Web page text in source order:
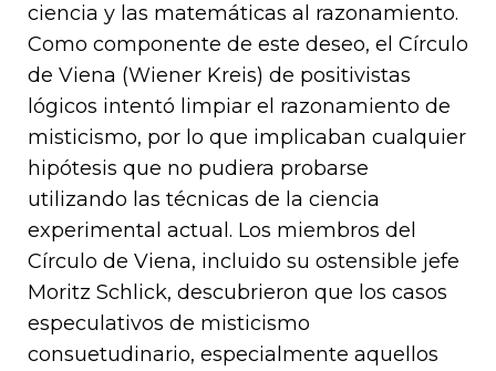
ciencia y las matemáticas al razonamiento.
Como componente de este deseo, el Círculo
de Viena (Wiener Kreis) de positivistas
lógicos intentó limpiar el razonamiento de
misticismo, por lo que implicaban cualquier
hipótesis que no pudiera probarse
utilizando las técnicas de la ciencia
experimental actual. Los miembros del
Círculo de Viena, incluido su ostensible jefe
Moritz Schlick, descubrieron que los casos
especulativos de misticismo
consuetudinario, especialmente aquellos